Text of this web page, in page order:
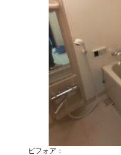
ビフォア：